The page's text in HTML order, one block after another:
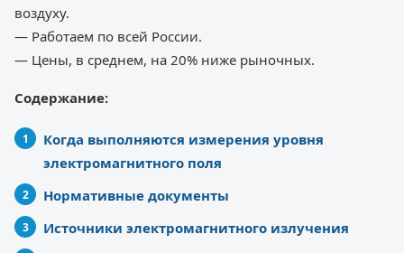
воздуху.
— Работаем по всей России.
— Цены, в среднем, на 20% ниже рыночных.
Содержание:
Когда выполняются измерения уровня
электромагнитного поля
Нормативные документы
Источники электромагнитного излучения